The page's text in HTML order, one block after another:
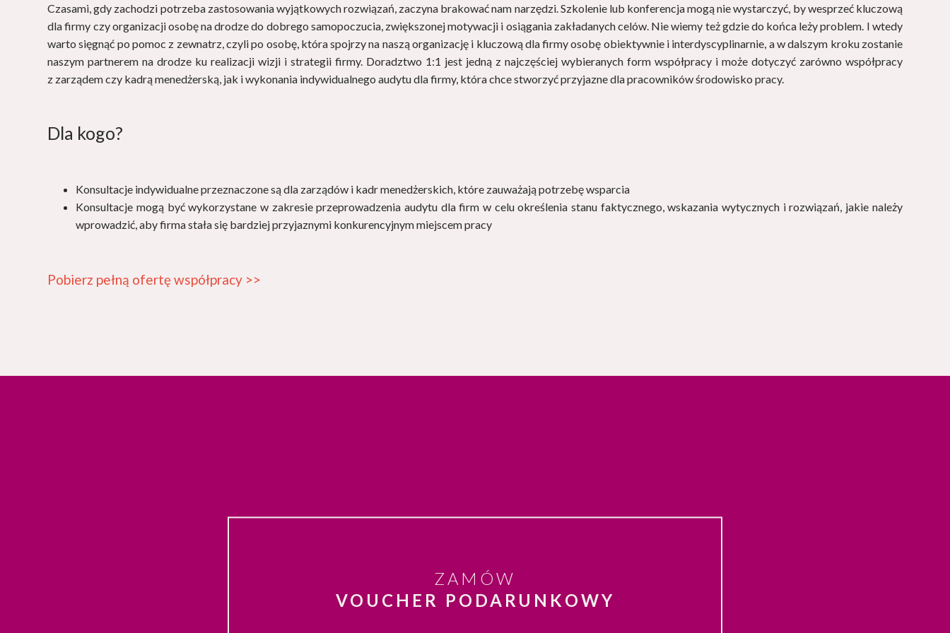
Czasami, gdy zachodzi potrzeba zastosowania wyjątkowych rozwiązań, zaczyna brakować nam narzędzi. Szkolenie lub konferencja mogą nie wystarczyć, by wesprzeć kluczową
dla firmy czy organizacji osobę na drodze do dobrego samopoczucia, zwiększonej motywacji i osiągania zakładanych celów. Nie wiemy też gdzie do końca leży problem. I wtedy
warto sięgnąć po pomoc z zewnatrz, czyli po osobę, która spojrzy na naszą organizację i kluczową dla firmy osobę obiektywnie i interdyscyplinarnie, a w dalszym kroku zostanie
naszym partnerem na drodze ku realizacji wizji i strategii firmy. Doradztwo 1:1 jest jedną z najczęściej wybieranych form współpracy i może dotyczyć zarówno współpracy
z zarządem czy kadrą menedżerską, jak i wykonania indywidualnego audytu dla firmy, która chce stworzyć przyjazne dla pracowników środowisko pracy.
Dla kogo?
Konsultacje indywidualne przeznaczone są dla zarządów i kadr menedżerskich, które zauważają potrzebę wsparcia
Konsultacje mogą być wykorzystane w zakresie przeprowadzenia audytu dla firm w celu określenia stanu faktycznego, wskazania wytycznych i rozwiązań, jakie należy
wprowadzić, aby firma stała się bardziej przyjaznymi konkurencyjnym miejscem pracy
Pobierz pełną ofertę współpracy >>
ZAMÓW
VOUCHER PODARUNKOWY